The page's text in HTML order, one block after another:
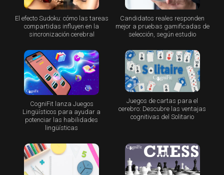
El efecto Sudoku: cómo las tareas
compartidas influyen en la
sincronización cerebral
Candidatos reales responden
mejor a pruebas gamificadas de
selección, según estudio
CogniFit lanza Juegos
Lingüísticos para ayudar a
potenciar las habilidades
lingüísticas
Juegos de cartas para el
cerebro: Descubre las ventajas
cognitivas del Solitario